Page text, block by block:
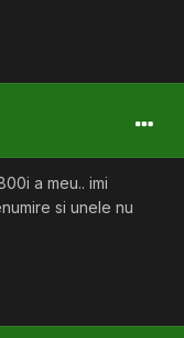
a meu.. imi
si unele nu